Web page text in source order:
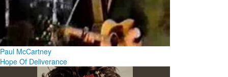
Paul McCartney
Hope Of Deliverance